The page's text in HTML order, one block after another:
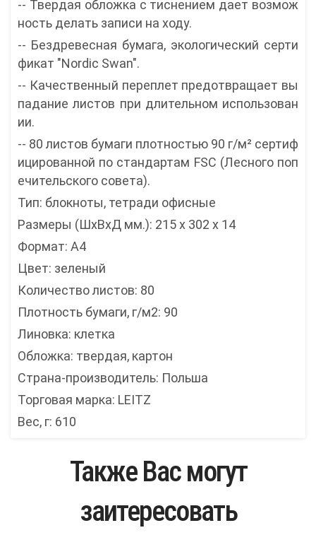
-- Твердая обложка с тиснением дает возмож
ность делать записи на ходу.
-- Бездревесная бумага, экологический серти
фикат "Nordic Swan".
-- Качественный переплет предотвращает вы
падание листов при длительном использован
ии.
-- 80 листов бумаги плотностью 90 г/м² сертиф
ицированной по стандартам FSC (Лесного поп
ечительского совета).
Тип: блокноты, тетради офисные
Размеры (ШxВxД мм.): 215 x 302 x 14
Формат: А4
Цвет: зеленый
Количество листов: 80
Плотность бумаги, г/м2: 90
Линовка: клетка
Обложка: твердая, картон
Страна-производитель: Польша
Торговая марка: LEITZ
Вес, г: 610
Также Вас могут
заитересовать